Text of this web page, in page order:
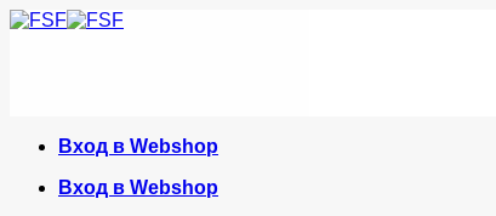
Skip
Вход в Webshop
Вход в Webshop